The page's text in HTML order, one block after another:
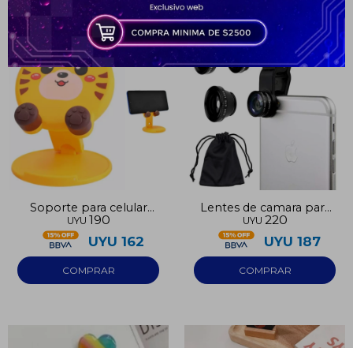
Soporte para celular
con diseño
UYU 190
UYU 162
Lentes de camara para
celular
UYU 220
UYU 187
Día Mes Año
Continuar
* sujeto a aprobación crediticia. El monto disponible
puede variar por comercio